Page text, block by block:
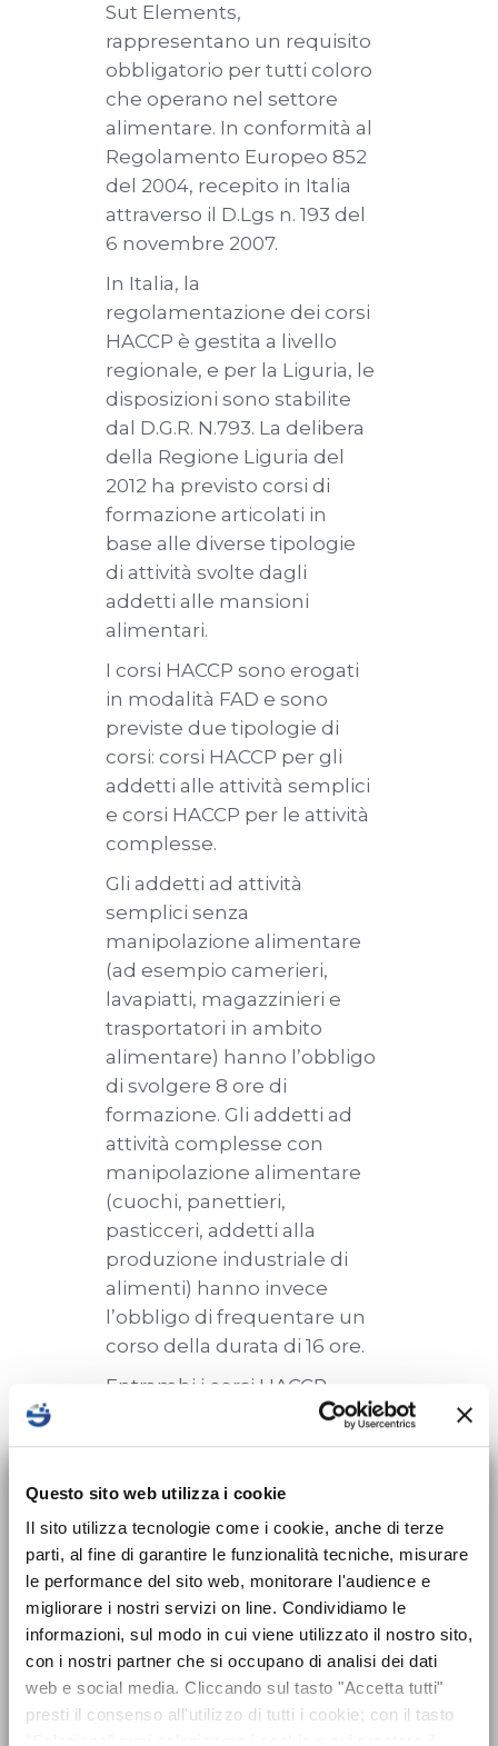
Questo sito web utilizza i cookie
Il sito utilizza tecnologie come i cookie, anche di terze
parti, al fine di garantire le funzionalità tecniche, misurare
le performance del sito web, monitorare l'audience e
migliorare i nostri servizi on line. Condividiamo le
informazioni, sul modo in cui viene utilizzato il nostro sito,
con i nostri partner che si occupano di analisi dei dati
web e social media. Cliccando sul tasto "Accetta tutti"
presti il consenso all'utilizzo di tutti i cookie; con il tasto
Sut Elements,
rappresentano un requisito
obbligatorio per tutti coloro
che operano nel settore
alimentare. In conformità al
Regolamento Europeo 852
del 2004, recepito in Italia
attraverso il D.Lgs n. 193 del
6 novembre 2007.
In Italia, la
regolamentazione dei corsi
HACCP è gestita a livello
regionale, e per la Liguria, le
disposizioni sono stabilite
dal D.G.R. N.793. La delibera
della Regione Liguria del
2012 ha previsto corsi di
formazione articolati in
base alle diverse tipologie
di attività svolte dagli
addetti alle mansioni
alimentari.
I corsi HACCP sono erogati
in modalità FAD e sono
previste due tipologie di
corsi: corsi HACCP per gli
addetti alle attività semplici
e corsi HACCP per le attività
complesse.
Gli addetti ad attività
semplici senza
manipolazione alimentare
(ad esempio camerieri,
lavapiatti, magazzinieri e
trasportatori in ambito
alimentare) hanno l’obbligo
di svolgere 8 ore di
formazione. Gli addetti ad
attività complesse con
manipolazione alimentare
(cuochi, panettieri,
pasticceri, addetti alla
produzione industriale di
alimenti) hanno invece
l’obbligo di frequentare un
corso della durata di 16 ore.
Entrambi i corsi HACCP
quinquennale e devono
corso apposito della durata
di 4 ore per entrambe le
tipologie di addetti.
Programma del corso:
Rischi e pericoli
alimentari: chimici, fisici,
microbiologici e la loro
Nuovo corso sulla
sicurezza per Datori
di Lavoro disponibile!
Dal 24 maggio 2025 entra in vigore
l’obbligo formativo previsto dal nuovo
Accordo Stato-Regioni 2025 che introduce
il corso di formazione sicurezzaper tutti i